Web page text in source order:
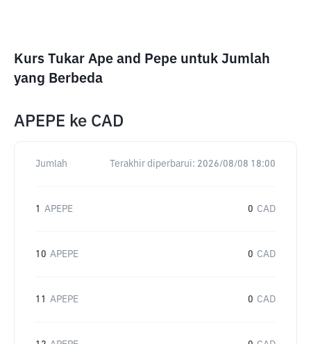
Kurs Tukar Ape and Pepe untuk Jumlah
yang Berbeda
APEPE ke CAD
Jumlah Terakhir diperbarui: 2026/08/08 18:00
1 APEPE 0 CAD
10 APEPE 0 CAD
11 APEPE 0 CAD